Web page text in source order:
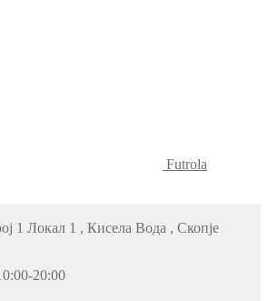
Futrola
1 Локал 1 , Кисела Вода , Скопје
20:00